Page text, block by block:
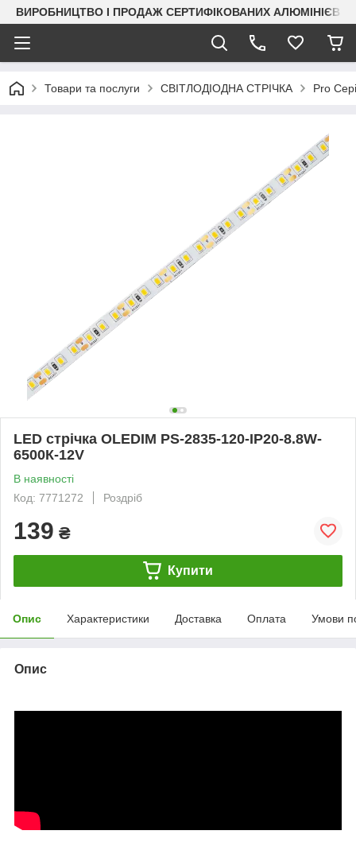
ВИРОБНИЦТВО І ПРОДАЖ СЕРТИФІКОВАНИХ
Товари та послуги СВІТЛОДІОДНА СТРІЧКА Pro
LED стрічка OLEDIM PS-2835-120-IP20-8.8W-
6500К-12V
В наявності
Код: 7771272
Роздріб
139 ₴
Купити
Опис Характеристики Доставка Оплата Умови
Опис